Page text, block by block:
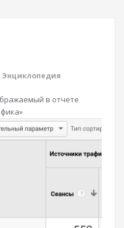
Энциклопедия
в отчете